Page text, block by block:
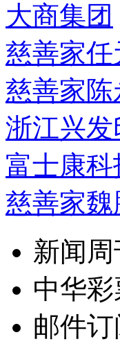
大商集团
慈善家任
慈善家陈
浙江兴发
富士康科
慈善家魏
新闻周
中华彩
邮件订